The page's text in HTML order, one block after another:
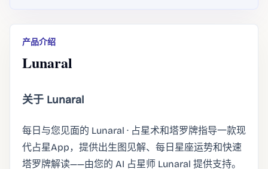
产品介绍
Lunaral
关于 Lunaral
每日与您见面的 Lunaral · 占星术和塔罗牌指导一款现
代占星App，提供出生图见解、每日星座运势和快速
塔罗牌解读——由您的 AI 占星师 Lunaral 提供支持。